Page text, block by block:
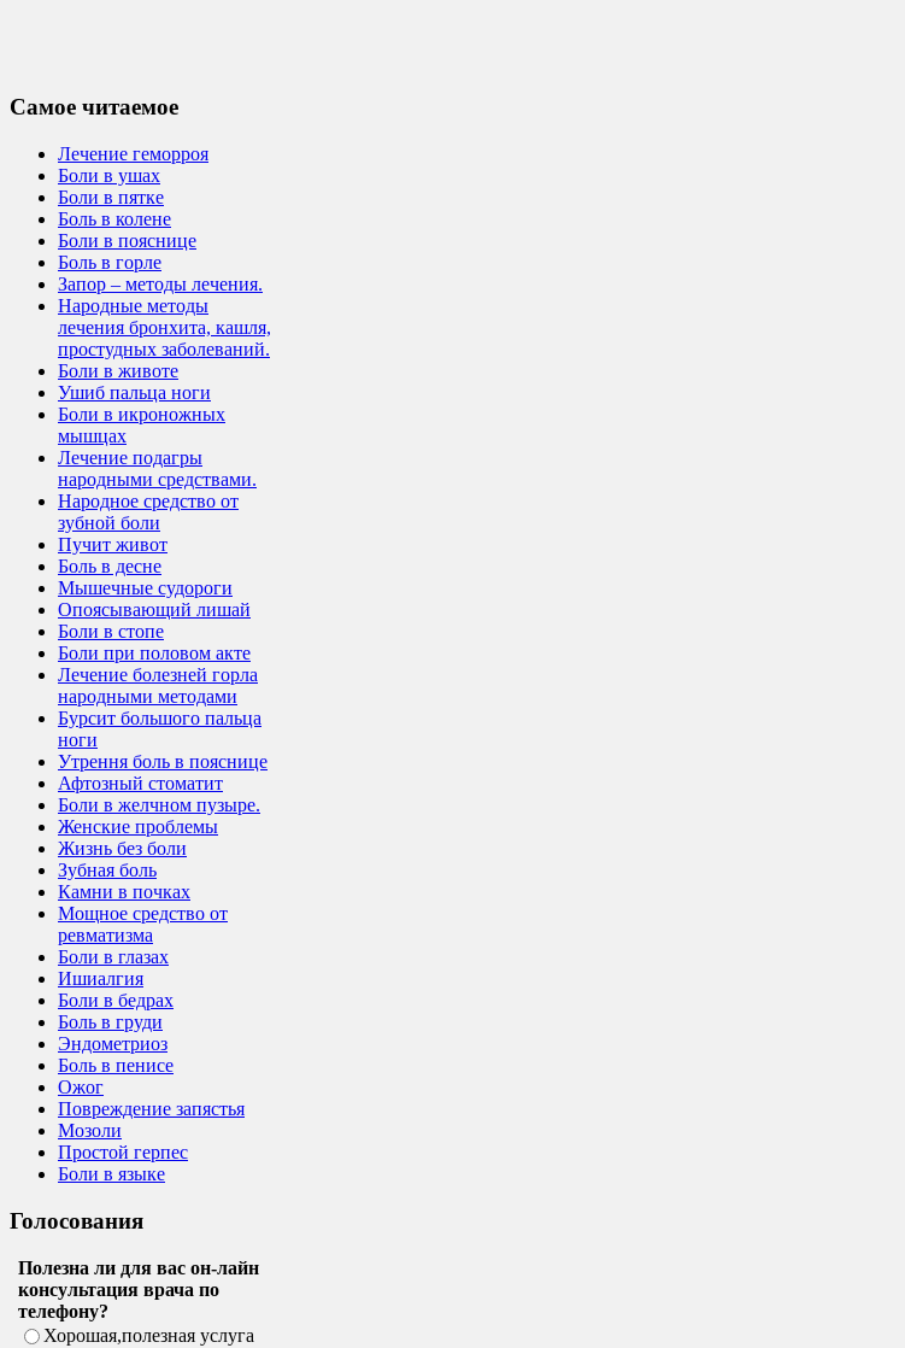
Самое читаемое
Лечение геморроя
Боли в ушах
Боли в пятке
Боль в колене
Боли в пояснице
Боль в горле
Запор – методы лечения.
Народные методы
лечения бронхита, кашля,
простудных заболеваний.
Боли в животе
Ушиб пальца ноги
Боли в икроножных
мышцах
Лечение подагры
народными средствами.
Народное средство от
зубной боли
Пучит живот
Боль в десне
Мышечные судороги
Опоясывающий лишай
Боли в стопе
Боли при половом акте
Лечение болезней горла
народными методами
Бурсит большого пальца
ноги
Утрення боль в пояснице
Афтозный стоматит
Боли в желчном пузыре.
Женские проблемы
Жизнь без боли
Зубная боль
Камни в почках
Мощное средство от
ревматизма
Боли в глазах
Ишиалгия
Боли в бедрах
Боль в груди
Эндометриоз
Боль в пенисе
Ожог
Повреждение запястья
Мозоли
Простой герпес
Боли в языке
Голосования
Полезна ли для вас он-лайн
консультация врача по
телефону?
Хорошая,полезная услуга